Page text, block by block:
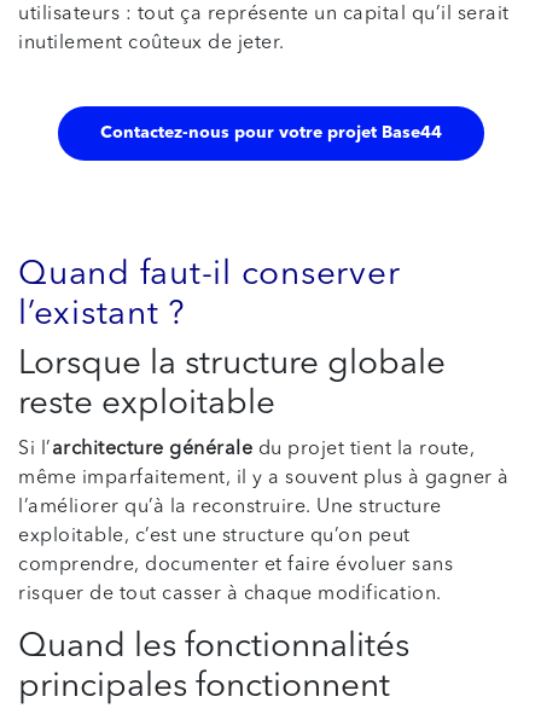
utilisateurs : tout ça représente un capital qu’il serait
inutilement coûteux de jeter.
Contactez-nous pour votre projet Base44
Quand faut-il conserver
l’existant ?
Lorsque la structure globale
reste exploitable
Si l’ architecture générale du projet tient la route,
même imparfaitement, il y a souvent plus à gagner à
l’améliorer qu’à la reconstruire. Une structure
exploitable, c’est une structure qu’on peut
comprendre, documenter et faire évoluer sans
risquer de tout casser à chaque modification.
Quand les fonctionnalités
principales fonctionnent